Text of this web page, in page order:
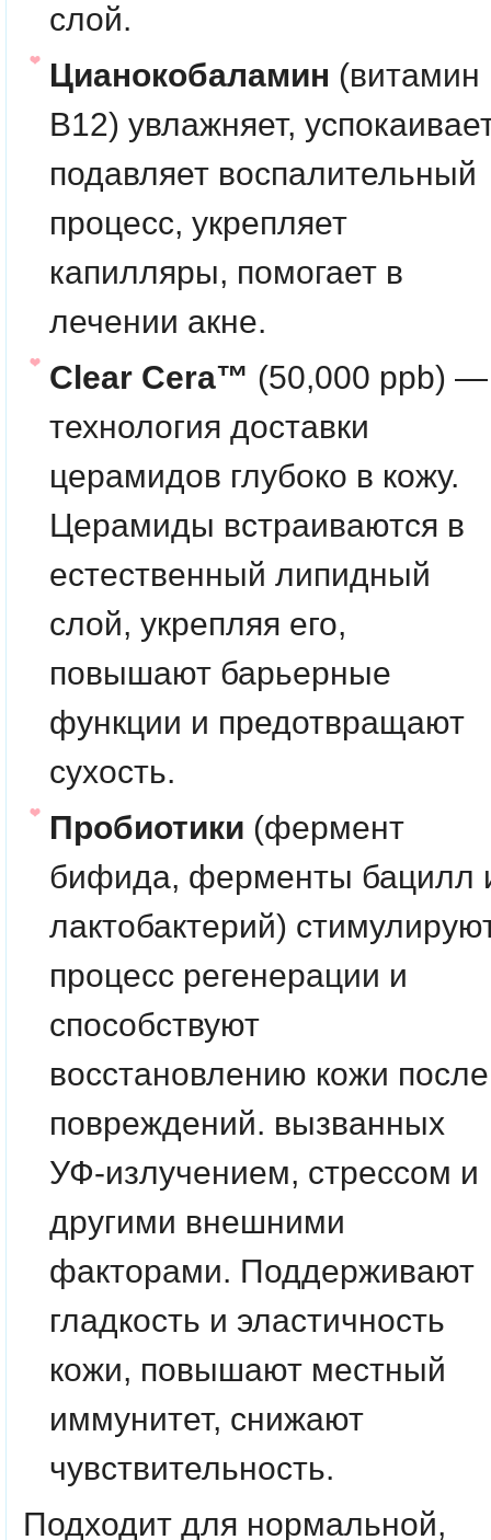
слой.
Цианокобаламин (витамин
B12) увлажняет,
подавляет воспалительный
процесс, укрепляет
капилляры, помогает в
лечении акне.
Clear Cera™ (50,000 ppb) —
технология доставки
церамидов глубоко в кожу.
Церамиды встраиваются в
естественный липидный
слой, укрепляя его,
повышают барьерные
функции и предотвращают
сухость.
Пробиотики (фермент
бифида, ферменты бацилл
лактобактерий)
процесс регенерации и
способствуют
восстановлению кожи после
повреждений. вызванных
УФ-излучением, стрессом и
другими внешними
факторами. Поддерживают
гладкость и эластичность
кожи, повышают местный
иммунитет, снижают
чувствительность.
Подходит для нормальной,